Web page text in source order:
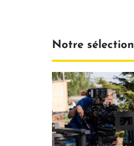
Notre sélection